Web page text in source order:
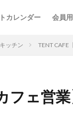
カレンダー 会員
ッチン TENT CAFE
フェ営